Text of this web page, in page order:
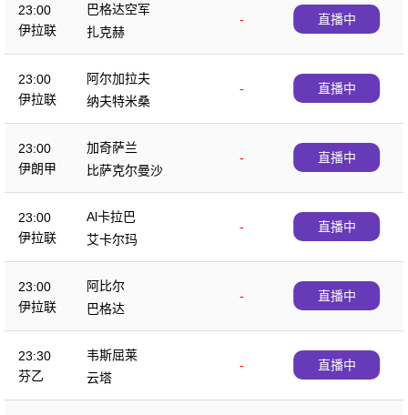
23:00
伊拉联
巴格达空军
-
扎克赫
直播中
23:00
伊拉联
阿尔加拉夫
-
纳夫特米桑
直播中
23:00
伊朗甲
加奇萨兰
-
比萨克尔曼沙
直播中
23:00
伊拉联
Al卡拉巴
-
艾卡尔玛
直播中
23:00
伊拉联
阿比尔
-
巴格达
直播中
23:30
芬乙
韦斯屈莱
-
云塔
直播中